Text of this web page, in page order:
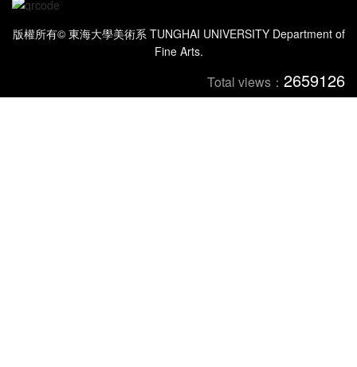
版權所有© 東海大學美術系 TUNGHAI UNIVERSITY Department of
Fine Arts.
Total views： 2659126